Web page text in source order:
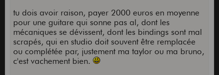
Dns le même ordre d'idée, les parlors apportent
leurs truc.
Enfin voilà. Si tu tiens à rester chez gibson,
regarde les modèles doux en acajou (j45VS et
tu dois avoir raison, payer 2000 euros en moyenne
pour une guitare qui sonne pas al, dont les
mécaniques se dévissent, dont les bindings sont mal
scrapés, qui en studio doit souvent être remplacée
ou complétée par, justement ma taylor ou ma bruno,
c'est vachement bien.